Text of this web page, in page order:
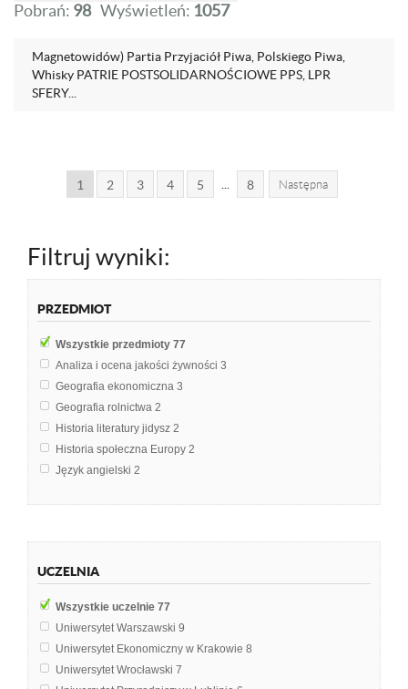
Pobrań: 98 Wyświetleń: 1057
Magnetowidów) Partia Przyjaciół Piwa, Polskiego Piwa,
Whisky PATRIE POSTSOLIDARNOŚCIOWE PPS, LPR
SFERY...
1 2 3 4 5 8 Następna
Filtruj wyniki:
PRZEDMIOT
Wszystkie przedmioty 77
Analiza i ocena jakości żywności 3
Geografia ekonomiczna 3
Geografia rolnictwa 2
Historia literatury jidysz 2
Historia społeczna Europy 2
Język angielski 2
American ethnic literature
UCZELNIA
Wszystkie uczelnie 77
Uniwersytet Warszawski 9
Uniwersytet Ekonomiczny w Krakowie 8
Uniwersytet Wrocławski 7